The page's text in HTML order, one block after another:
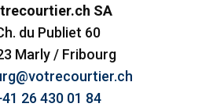
SA
du Publiet 60
Marly / Fribourg
26 430 01 84